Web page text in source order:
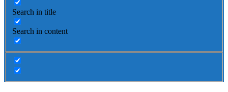
Search in title
Search in content